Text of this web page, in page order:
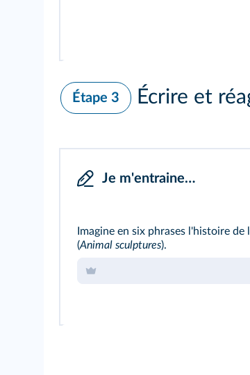
Étape 3 Écrire et
Je m'entraine…
Imagine en six phrases l'histoire
(Animal sculptures).